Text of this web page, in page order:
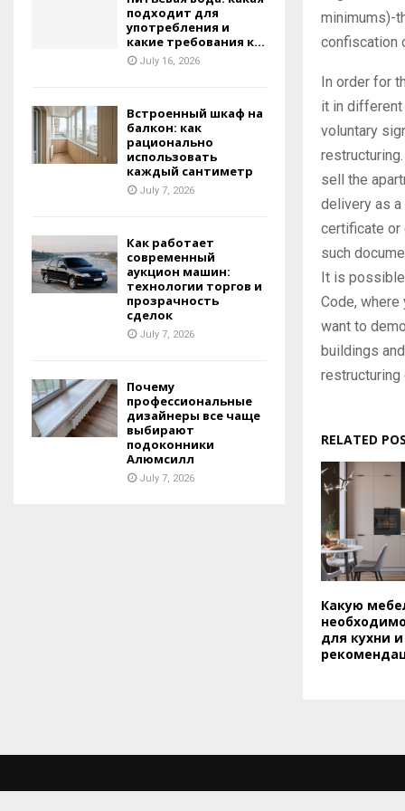
minimums)-
confiscation
In order for
it in different
voluntary
sell the
delivery as a
certificate or
such
It is
Code,
want to
buildings
restructuring
RELATED
Какую
для кухни и
подходит для
употребления и
какие требования к...
July 16, 2026
Встроенный шкаф на
балкон: как
рационально
использовать
каждый сантиметр
July 7, 2026
Как работает
современный
аукцион машин:
технологии торгов и
прозрачность
сделок
July 7, 2026
Почему
профессиональные
дизайнеры все чаще
выбирают
подоконники
Алюмсилл
July 7, 2026